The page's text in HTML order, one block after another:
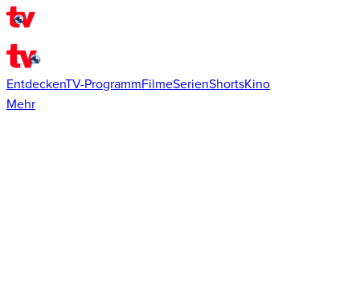
EntdeckenTV-ProgrammFilmeSerienShortsKino
Mehr